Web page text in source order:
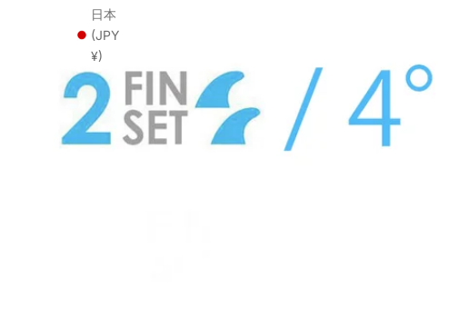
日本
(JPY
¥)